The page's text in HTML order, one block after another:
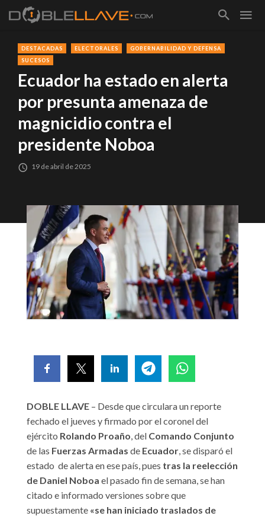
DESTACADAS ELECTORALES
GOBERNABILIDAD Y DEFENSA
SUCESOS
Ecuador ha estado en alerta
por presunta amenaza de
magnicidio contra el
presidente Noboa
19 de abril de 2025
DOBLE LLAVE – Desde que circulara un reporte
fechado el jueves y firmado por el coronel del
ejército Rolando Proaño , del Comando Conjunto
de las Fuerzas Armadas de Ecuador , se disparó el
estado de alerta en ese país, pues tras la reelección
de Daniel Noboa el pasado fin de semana, se han
citado e informado versiones sobre que
supuestamente «se han iniciado traslados de